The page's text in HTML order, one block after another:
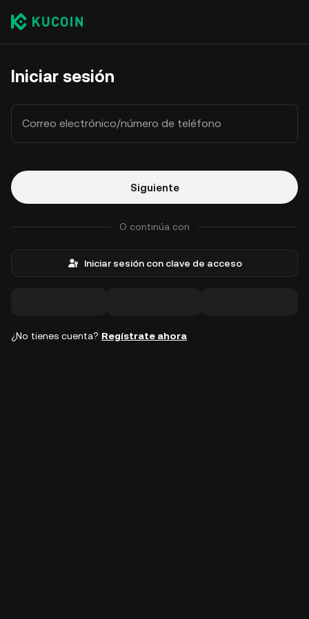
Iniciar sesión
Correo electrónico/número de teléfono
Siguiente
O continúa con
Iniciar sesión con clave de acceso
¿No tienes cuenta? Regístrate ahora